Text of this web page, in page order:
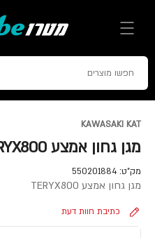
KAWASAKI KAT
מגן גחון אמצע TERYX800
מק"ט: 550201884
מגן גחון אמצע TERYX800
כתיבת חוות דעת